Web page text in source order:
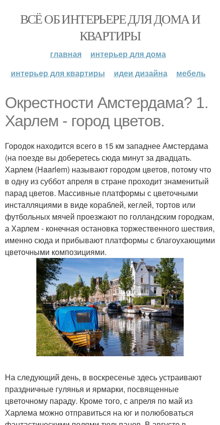
ВСЁ ОБ ИНТЕРЬЕРЕ ДЛЯ ДОМА И
КВАРТИРЫ
главная
интерьер для дома
интерьер для квартиры
идеи дизайна мебель
Окрестности Амстердама? 1.
Харлем - город цветов.
Городок находится всего в 15 км западнее Амстердама
(на поезде вы доберетесь сюда минут за двадцать.
Харлем (Haarlem) называют городом цветов, потому что
в одну из суббот апреля в стране проходит знаменитый
парад цветов. Массивные платформы с цветочными
инсталляциями в виде кораблей, кеглей, тортов или
футбольных мячей проезжают по голландским городкам,
а Харлем - конечная остановка торжественного шествия,
именно сюда и прибывают платформы с благоухающими
цветочными композициями.
На следующий день, в воскресенье здесь устраивают
праздничные гулянья и ярмарки, посвященные
цветочному параду. Кроме того, с апреля по май из
Харлема можно отправиться на юг и полюбоваться